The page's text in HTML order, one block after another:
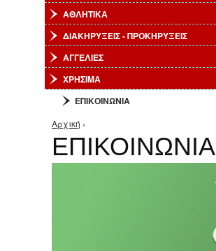
ΑΘΛΗΤΙΚΑ
ΔΙΑΚΗΡΥΞΕΙΣ - ΠΡΟΚΗΡΥΞΕΙΣ
ΑΓΓΕΛΙΕΣ
ΧΡΗΣΙΜΑ
ΕΠΙΚΟΙΝΩΝΙΑ
Είστε εδώ
Αρχική ›
ΕΠΙΚΟΙΝΩΝΙΑ